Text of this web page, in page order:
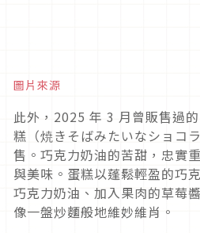
圖片來源
此外，2025 年 3 月曾販售過
糕（焼きそばみたいなショコ
售。巧克力奶油的苦甜，忠實
與美味。蛋糕以蓬鬆輕盈的巧
巧克力奶油、加入果肉的草莓
像一盤炒麵般地維妙維肖。